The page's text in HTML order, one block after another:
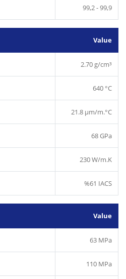
99,2 - 99,9
Value
2.70 g/cm³
640 °C
21.8 µm/m.°C
68 GPa
230 W/m.K
%61 IACS
Value
63 MPa
110 MPa